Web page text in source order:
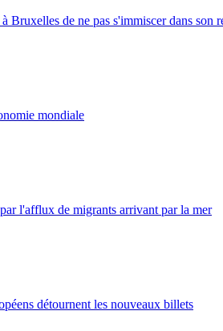
Bruxelles de ne pas s'immiscer dans son
mondiale
l'afflux de migrants arrivant par la mer
détournent les nouveaux billets